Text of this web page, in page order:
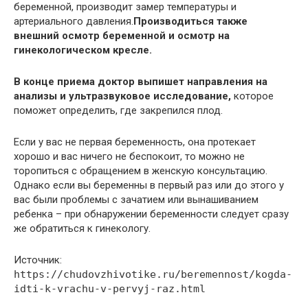
беременной, производит замер температуры и
артериального давления.Производиться также
внешний осмотр беременной и осмотр на
гинекологическом кресле.
В конце приема доктор выпишет направления на
анализы и ультразвуковое исследование, которое
поможет определить, где закрепился плод.
Если у вас не первая беременность, она протекает
хорошо и вас ничего не беспокоит, то можно не
торопиться с обращением в женскую консультацию.
Однако если вы беременны в первый раз или до этого у
вас были проблемы с зачатием или вынашиванием
ребенка – при обнаружении беременности следует сразу
же обратиться к гинекологу.
Источник:
https://chudovzhivotike.ru/beremennost/kogda-
idti-k-vrachu-v-pervyj-raz.html